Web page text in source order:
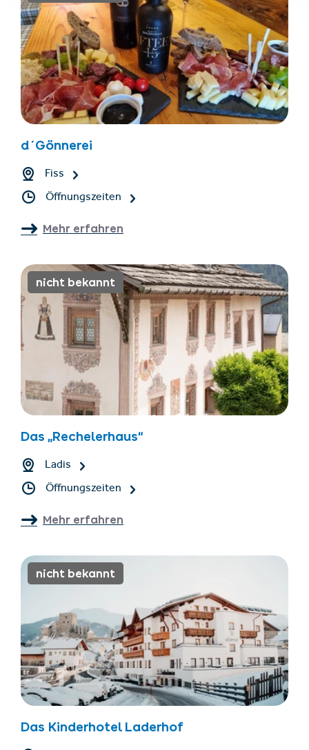
Unterkünfte finden
Ticket- &
Gutscheinshop
info@serfaus-fiss-ladis.at
d´Gönnerei
Fiss
Öffnungszeiten
Mehr erfahren
nicht bekannt
Das „Rechelerhaus“
Ladis
Öffnungszeiten
Mehr erfahren
nicht bekannt
Das Kinderhotel Laderhof